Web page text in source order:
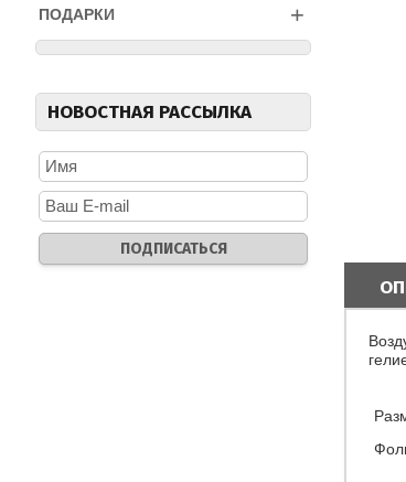
ПОДАРКИ +
НОВОСТНАЯ РАССЫЛКА